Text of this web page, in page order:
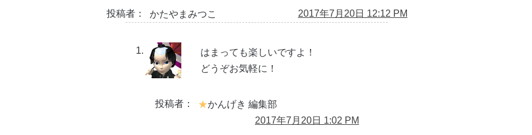
投稿者： かたやまみつこ 2017年7月20日 12:12 PM
はまっても楽しいですよ！
どうぞお気軽に！
投稿者：
かんげき 編集部
2017年7月20日 1:02 PM